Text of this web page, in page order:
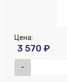
Цена:
3 570 ₽
-